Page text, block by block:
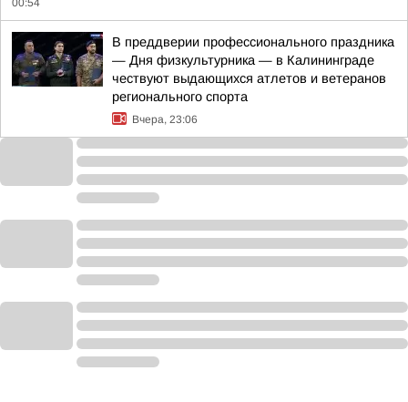
00:54
В преддверии профессионального праздника
— Дня физкультурника — в Калининграде
чествуют выдающихся атлетов и ветеранов
регионального спорта
Вчера, 23:06